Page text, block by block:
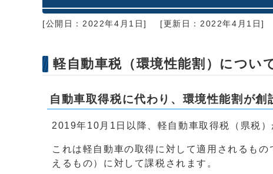
[公開日：2022年4月1日] [更新日：2022年4月1日]
軽自動車税（環境性能割）につい
自動車取得税に代わり、環境性能割が創
2019年10月1日以降、軽自動車取得税（県税
これは軽自動車の取得に対して適用されるも
えるもの）に対して課税されます。